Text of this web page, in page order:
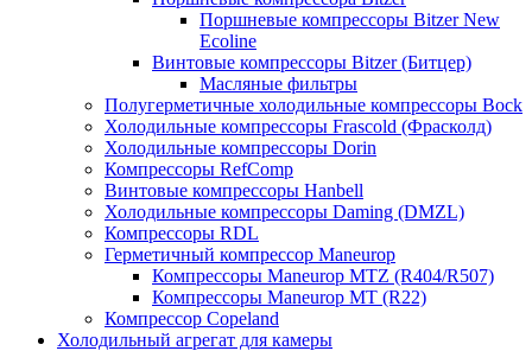
Поршневые компрессоры Bitzer New
Ecoline
Винтовые компрессоры Bitzer (Битцер)
Масляные фильтры
Полугерметичные холодильные компрессоры Bock
Холодильные компрессоры Frascold (Фрасколд)
Холодильные компрессоры Dorin
Компрессоры RefComp
Винтовые компрессоры Hanbell
Холодильные компрессоры Daming (DMZL)
Компрессоры RDL
Герметичный компрессор Maneurop
Компрессоры Maneurop MTZ (R404/R507)
Компрессоры Maneurop MT (R22)
Компрессор Copeland
Холодильный агрегат для камеры